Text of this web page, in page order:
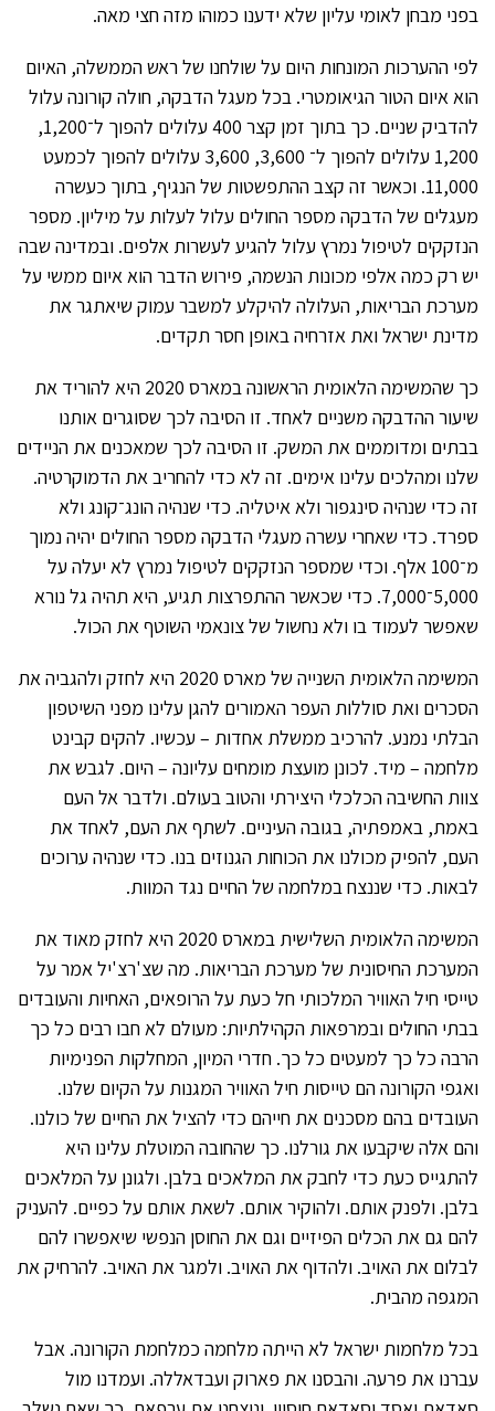
בפני מבחן לאומי עליון שלא ידענו כמוהו מזה חצי מאה.
לפי ההערכות המונחות היום על שולחנו של ראש הממשלה, האיום
הוא איום הטור הגיאומטרי. בכל מעגל הדבקה, חולה קורונה עלול
להדביק שניים. כך בתוך זמן קצר 400 עלולים להפוך ל־1,200,
1,200 עלולים להפוך ל־ 3,600, 3,600 עלולים להפוך לכמעט
11,000. וכאשר זה קצב ההתפשטות של הנגיף, בתוך כעשרה
מעגלים של הדבקה מספר החולים עלול לעלות על מיליון. מספר
הנזקקים לטיפול נמרץ עלול להגיע לעשרות אלפים. ובמדינה שבה
יש רק כמה אלפי מכונות הנשמה, פירוש הדבר הוא איום ממשי על
מערכת הבריאות, העלולה להיקלע למשבר עמוק שיאתגר את
מדינת ישראל ואת אזרחיה באופן חסר תקדים.
כך שהמשימה הלאומית הראשונה במארס 2020 היא להוריד את
שיעור ההדבקה משניים לאחד. זו הסיבה לכך שסוגרים אותנו
בבתים ומדוממים את המשק. זו הסיבה לכך שמאכנים את הניידים
שלנו ומהלכים עלינו אימים. זה לא כדי להחריב את הדמוקרטיה.
זה כדי שנהיה סינגפור ולא איטליה. כדי שנהיה הונג־קונג ולא
ספרד. כדי שאחרי עשרה מעגלי הדבקה מספר החולים יהיה נמוך
מ־100 אלף. וכדי שמספר הנזקקים לטיפול נמרץ לא יעלה על
5,000־7,000. כדי שכאשר ההתפרצות תגיע, היא תהיה גל נורא
שאפשר לעמוד בו ולא נחשול של צונאמי השוטף את הכול.
המשימה הלאומית השנייה של מארס 2020 היא לחזק ולהגביה את
הסכרים ואת סוללות העפר האמורים להגן עלינו מפני השיטפון
הבלתי נמנע. להרכיב ממשלת אחדות – עכשיו. להקים קבינט
מלחמה – מיד. לכונן מועצת מומחים עליונה – היום. לגבש את
צוות החשיבה הכלכלי היצירתי והטוב בעולם. ולדבר אל העם
באמת, באמפתיה, בגובה העיניים. לשתף את העם, לאחד את
העם, להפיק מכולנו את הכוחות הגנוזים בנו. כדי שנהיה ערוכים
לבאות. כדי שננצח במלחמה של החיים נגד המוות.
המשימה הלאומית השלישית במארס 2020 היא לחזק מאוד את
המערכת החיסונית של מערכת הבריאות. מה שצ'רצ'יל אמר על
טייסי חיל האוויר המלכותי חל כעת על הרופאים, האחיות והעובדים
בבתי החולים ובמרפאות הקהילתיות: מעולם לא חבו רבים כל כך
הרבה כל כך למעטים כל כך. חדרי המיון, המחלקות הפנימיות
ואגפי הקורונה הם טייסות חיל האוויר המגנות על הקיום שלנו.
העובדים בהם מסכנים את חייהם כדי להציל את החיים של כולנו.
והם אלה שיקבעו את גורלנו. כך שהחובה המוטלת עלינו היא
להתגייס כעת כדי לחבק את המלאכים בלבן. ולגונן על המלאכים
בלבן. ולפנק אותם. ולהוקיר אותם. לשאת אותם על כפיים. להעניק
להם גם את הכלים הפיזיים וגם את החוסן הנפשי שיאפשרו להם
לבלום את האויב. ולהדוף את האויב. ולמגר את האויב. להרחיק את
המגפה מהבית.
בכל מלחמות ישראל לא הייתה מלחמה כמלחמת הקורונה. אבל
עברנו את פרעה. והבסנו את פארוק ועבדאללה. ועמדנו מול